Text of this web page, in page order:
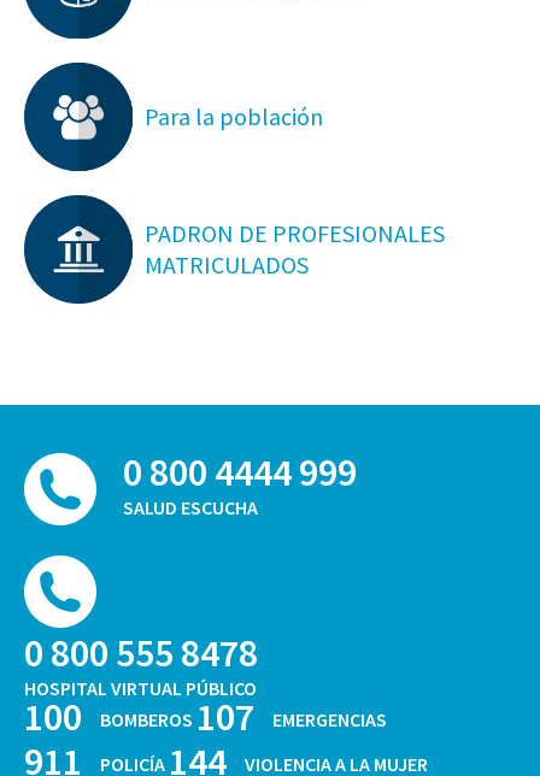
Para la población
PADRON DE PROFESIONALES
MATRICULADOS
0 800 4444 999
SALUD ESCUCHA
0 800 555 8478
HOSPITAL VIRTUAL PÚBLICO
100 BOMBEROS 107 EMERGENCIAS
911 POLICÍA 144 VIOLENCIA A LA MUJER